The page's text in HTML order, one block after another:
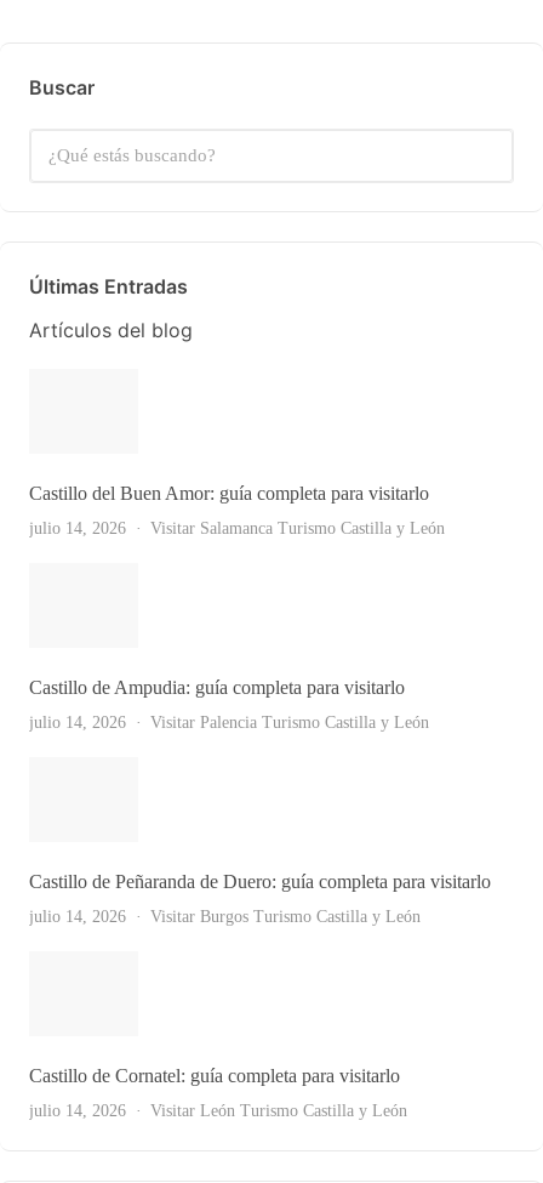
Buscar
Últimas Entradas
Artículos del blog
Castillo del Buen Amor: guía completa para visitarlo
julio 14, 2026 Visitar Salamanca Turismo Castilla y León
Castillo de Ampudia: guía completa para visitarlo
julio 14, 2026 Visitar Palencia Turismo Castilla y León
Castillo de Peñaranda de Duero: guía completa para visitarlo
julio 14, 2026 Visitar Burgos Turismo Castilla y León
Castillo de Cornatel: guía completa para visitarlo
julio 14, 2026 Visitar León Turismo Castilla y León
Ver Todas